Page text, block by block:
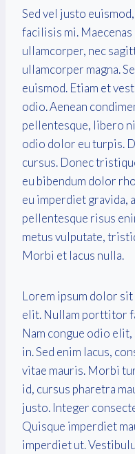
Sed vel justo
facilisis mi.
ullamcorper, nec
ullamcorper magna.
euismod. Etiam et
odio. Aenean
pellentesque, libero
odio dolor eu turpis.
cursus. Donec
eu bibendum dolor
eu imperdiet gravida,
pellentesque risus
metus vulputate,
Morbi et lacus nulla.
Lorem ipsum dolor
elit. Nullam porttitor
Nam congue odio
in. Sed enim lacus,
vitae mauris. Morbi
id, cursus pharetra
justo. Integer
Quisque imperdiet
imperdiet ut.